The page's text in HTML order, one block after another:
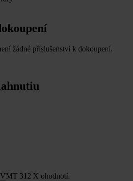
žádné příslušenství k dokoupení.
312 X ohodnotí.